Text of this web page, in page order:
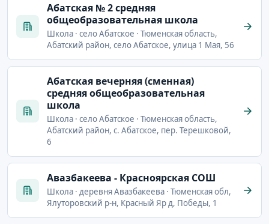
Абатская № 2 средняя
общеобразовательная школа
Школа · село Абатское · Тюменская область,
Абатский район, село Абатское, улица 1 Мая, 56
Абатская вечерняя (сменная)
средняя общеобразовательная
школа
Школа · село Абатское · Тюменская область,
Абатский район, с. Абатское, пер. Терешковой,
6
Авазбакеева - Красноярская СОШ
Школа · деревня Авазбакеева · Тюменская обл,
Ялуторовский р-н, Красный Яр д, Победы, 1